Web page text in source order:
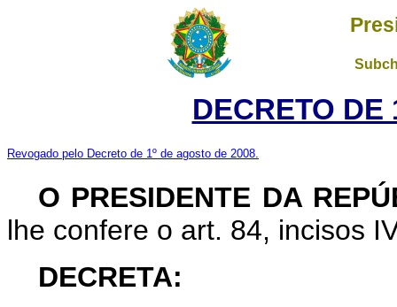
DECRETO DE
Revogado pelo Decreto de 1º de agosto de 2008.
O PRESIDENTE DA
lhe confere o art. 84, incisos
DECRETA: